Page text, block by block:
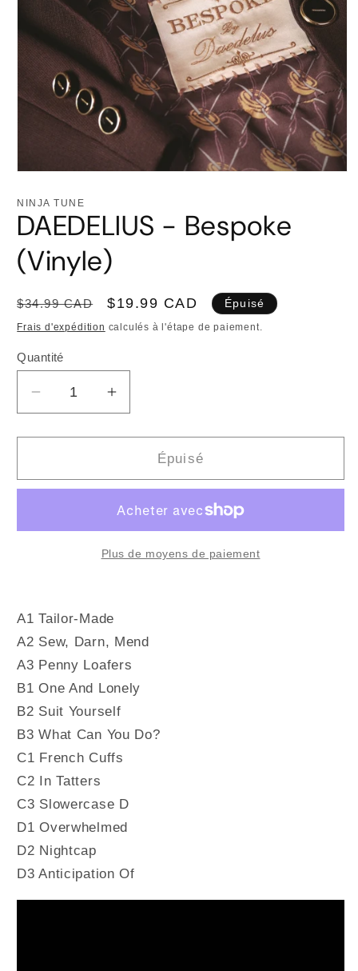
média
dans
une
fenêtre
modale
NINJA TUNE
DAEDELIUS - Bespoke
(Vinyle)
Prix
habituel
$34.99 CAD
Prix
promotionnel
$19.99 CAD Épuisé
Frais d'expédition calculés à l'étape de paiement.
Quantité
Quantité
Réduire
la
quantité
DAEDELIUS
(Vinyle)
Augmenter
la
quantité
DAEDELIUS
Bespoke
(Vinyle)
Épuisé
Plus de moyens de paiement
A1 Tailor-Made
A2 Sew, Darn, Mend
A3 Penny Loafers
B1 One And Lonely
B2 Suit Yourself
B3 What Can You Do?
C1 French Cuffs
C2 In Tatters
C3 Slowercase D
D1 Overwhelmed
D2 Nightcap
D3 Anticipation Of